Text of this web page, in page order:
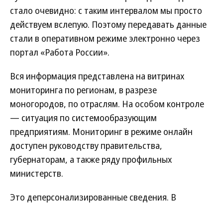
стало очевидно: с таким интервалом мы просто
действуем вслепую. Поэтому передавать данные
стали в оперативном режиме электронно через
портал «Работа России».
Вся информация представлена на витринах
мониторинга по регионам, в разрезе
моногородов, по отраслям. На особом контроле
— ситуация по системообразующим
предприятиям. Мониторинг в режиме онлайн
доступен руководству правительства,
губернаторам, а также ряду профильных
министерств.
Это деперсонализированные сведения. В